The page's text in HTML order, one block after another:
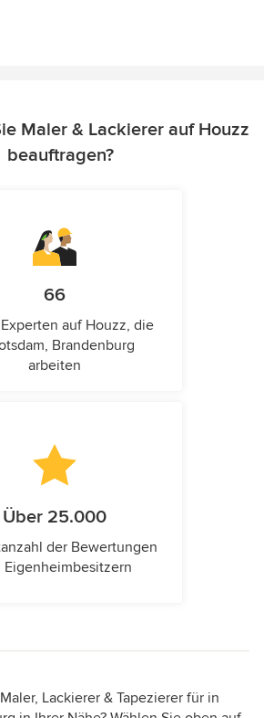
Maler & Lackierer auf Houzz
beauftragen?
66
auf Houzz, die
Brandenburg
arbeiten
Über 25.000
der Bewertungen
Eigenheimbesitzern
Lackierer & Tapezierer für in